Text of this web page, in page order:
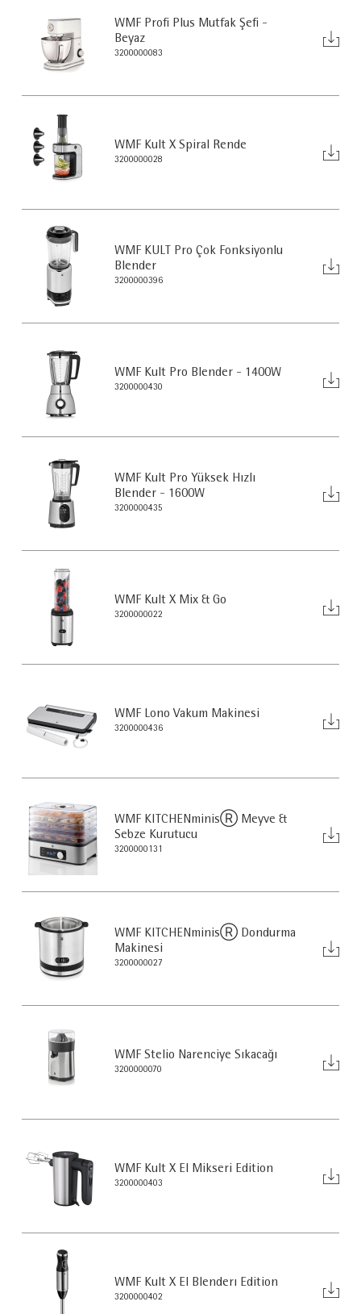
WMF Profi Plus Mutfak Şefi -
Beyaz
3200000083
WMF Kult X Spiral Rende
3200000028
WMF KULT Pro Çok Fonksiyonlu
Blender
3200000396
WMF Kult Pro Blender - 1400W
3200000430
WMF Kult Pro Yüksek Hızlı
Blender - 1600W
3200000435
WMF Kult X Mix & Go
3200000022
WMF Lono Vakum Makinesi
3200000436
WMF KITCHENminisⓇ Meyve &
Sebze Kurutucu
3200000131
WMF KITCHENminisⓇ Dondurma
Makinesi
3200000027
WMF Stelio Narenciye Sıkacağı
3200000070
WMF Kult X El Mikseri Edition
3200000403
WMF Kult X El Blenderı Edition
3200000402